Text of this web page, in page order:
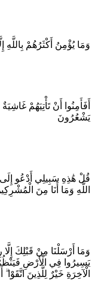
وَمَا يُؤْمِنُ أَكْثَرُهُمْ
أَفَأَمِنُوا أَنْ تَأْتِيَهُمْ
يَشْعُرُونَ
قُلْ هَٰذِهِ سَبِيلِي أَدْعُو
اللَّهِ وَمَا أَنَا مِنَ
وَمَا أَرْسَلْنَا مِنْ قَبْلِكَ
يَسِيرُوا فِي الْأَرْضِ
الْآخِرَةِ خَيْرٌ لِلَّذِينَ اتَّقَوْا